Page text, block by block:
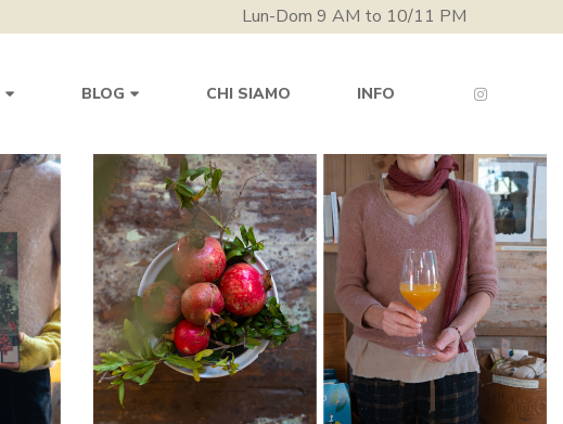
Lun-Dom 9 AM to 10/11 PM
BLOG CHI SIAMO INFO